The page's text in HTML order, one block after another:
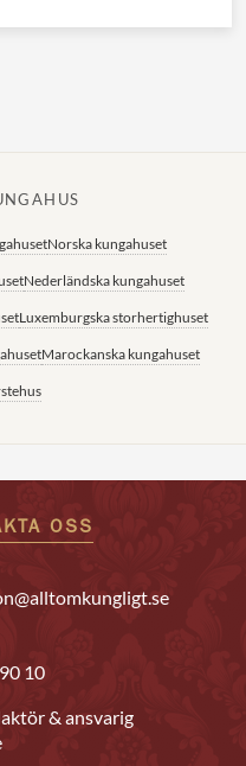
Norska kungahuset
Nederländska kungahuset
Luxemburgska storhertighuset
Marockanska kungahuset
OSS
10
& ansvarig